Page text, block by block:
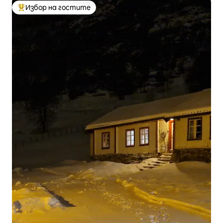
Най-популярен избор на гостите
Избор на гостите